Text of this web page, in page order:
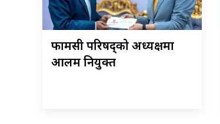
फार्मेसी परिषद्को अध्यक्षमा
आलम नियुक्त